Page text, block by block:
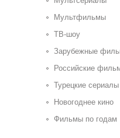
Мультфильмы
ТВ-шоу
Зарубежные
Российские
Турецкие сериалы
Новогоднее кино
Фильмы по годам